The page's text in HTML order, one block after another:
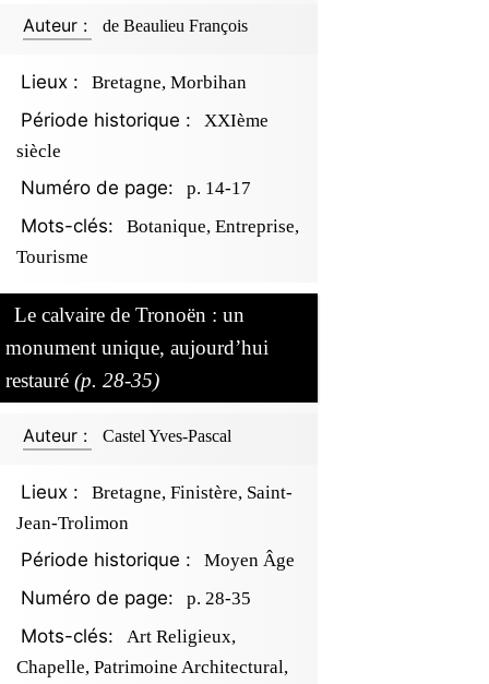
Auteur : de Beaulieu François
Lieux : Bretagne, Morbihan
Période historique :
XXIème
siècle
Numéro de page: p. 14-17
Mots-clés:
Botanique, Entreprise,
Tourisme
Le calvaire de Tronoën : un
monument unique, aujourd’hui
restauré (p. 28-35)
Auteur : Castel Yves-Pascal
Lieux :
Bretagne, Finistère, Saint-
Jean-Trolimon
Période historique : Moyen Âge
Numéro de page: p. 28-35
Mots-clés:
Art Religieux,
Chapelle, Patrimoine Architectural,